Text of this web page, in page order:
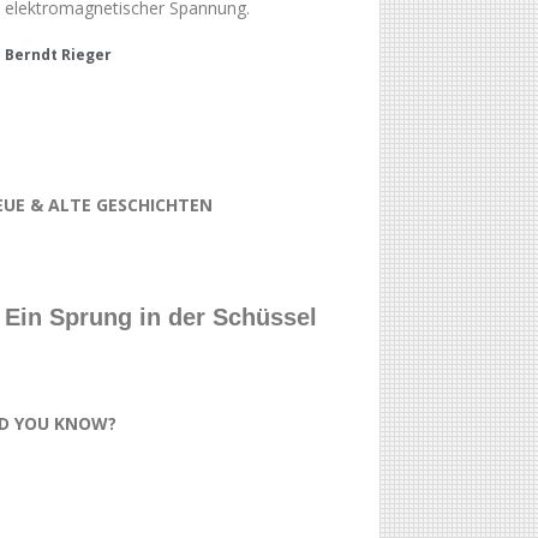
elektromagnetischer Spannung.
Berndt Rieger
& ALTE GESCHICHTEN
Ein Sprung in der Schüssel
YOU KNOW?